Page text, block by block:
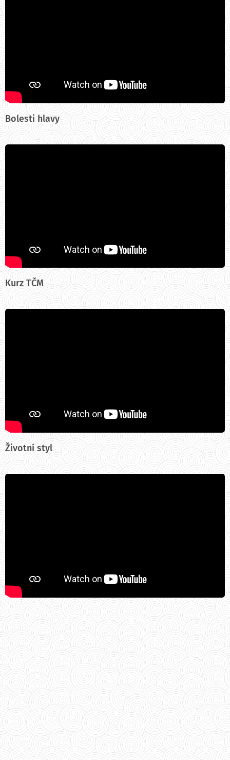
Bolesti hlavy
Kurz TČM
Životní styl